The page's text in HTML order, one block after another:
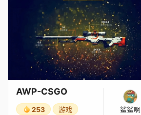
AWP-CSGO
253
游戏
鲨鲨啊